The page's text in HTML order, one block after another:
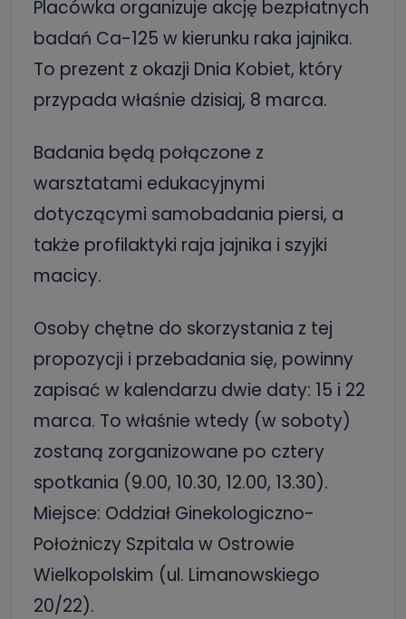
Placówka organizuje akcję bezpłatnych
badań Ca-125 w kierunku raka jajnika.
To prezent z okazji Dnia Kobiet, który
przypada właśnie dzisiaj, 8 marca.
Badania będą połączone z
warsztatami edukacyjnymi
dotyczącymi samobadania piersi, a
także profilaktyki raja jajnika i szyjki
macicy.
Osoby chętne do skorzystania z tej
propozycji i przebadania się, powinny
zapisać w kalendarzu dwie daty: 15 i 22
marca. To właśnie wtedy (w soboty)
zostaną zorganizowane po cztery
spotkania (9.00, 10.30, 12.00, 13.30).
Miejsce: Oddział Ginekologiczno-
Położniczy Szpitala w Ostrowie
Wielkopolskim (ul. Limanowskiego
20/22).